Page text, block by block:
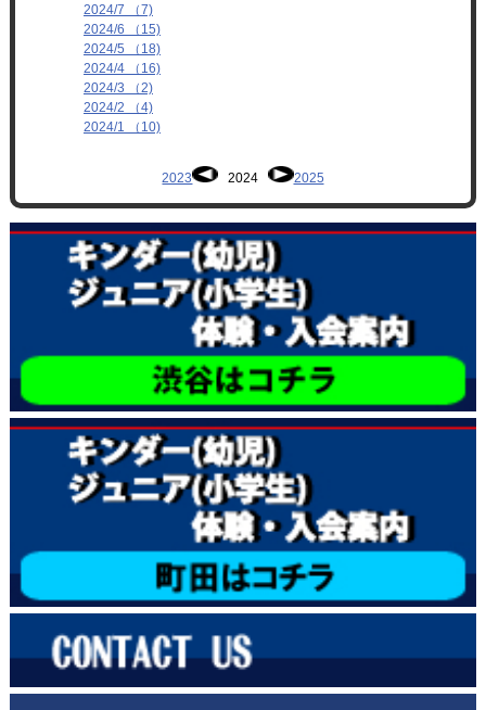
2024/7 （7)
2024/6 （15)
2024/5 （18)
2024/4 （16)
2024/3 （2)
2024/2 （4)
2024/1 （10)
2023 2024 2025